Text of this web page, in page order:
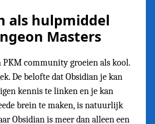
als hulpmiddel
Masters
PKM community groeien als kool.
De belofte dat Obsidian je kan
kennis te linken en je kan
brein te maken, is natuurlijk
Obsidian is meer dan alleen een